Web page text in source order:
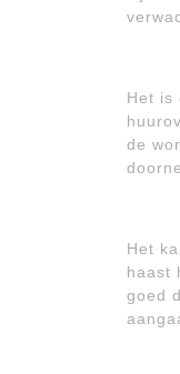
Het is
de
Het
haast
goed